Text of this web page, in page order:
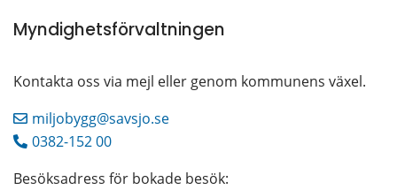
Myndighetsförvaltningen
Kontakta oss via mejl eller genom kommunens växel.
miljobygg@savsjo.se
0382-152 00
Besöksadress för bokade besök: